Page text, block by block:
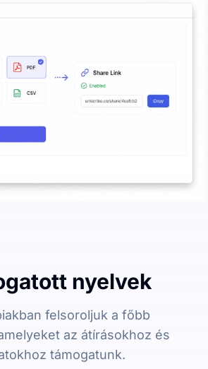
nyelvek
felsoroljuk a főbb
az átírásokhoz és
támogatunk.